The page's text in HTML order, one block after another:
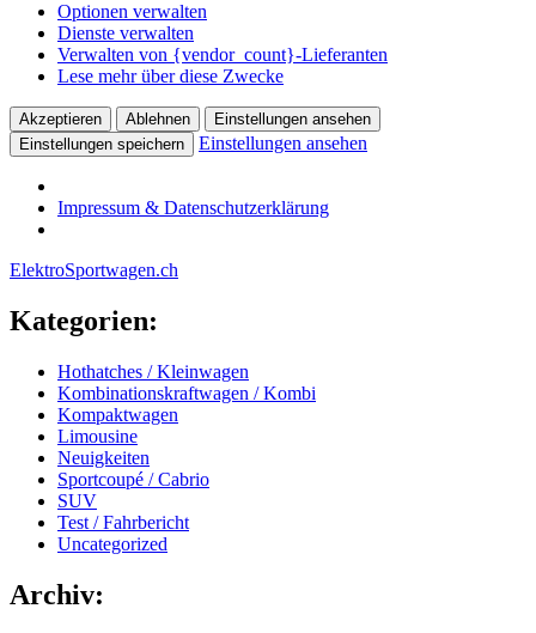
Optionen verwalten
Dienste verwalten
Verwalten von {vendor_count}-Lieferanten
Lese mehr über diese Zwecke
Akzeptieren Ablehnen
Einstellungen ansehen
Einstellungen speichern
Einstellungen ansehen
Impressum & Datenschutzerklärung
ElektroSportwagen.ch
Kategorien:
Hothatches / Kleinwagen
Kombinationskraftwagen / Kombi
Kompaktwagen
Limousine
Neuigkeiten
Sportcoupé / Cabrio
SUV
Test / Fahrbericht
Uncategorized
Archiv: